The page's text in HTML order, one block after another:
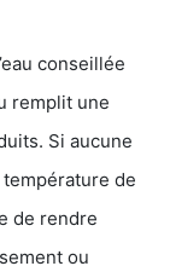
conseillée
remplit une
Si aucune
de
de rendre
ou